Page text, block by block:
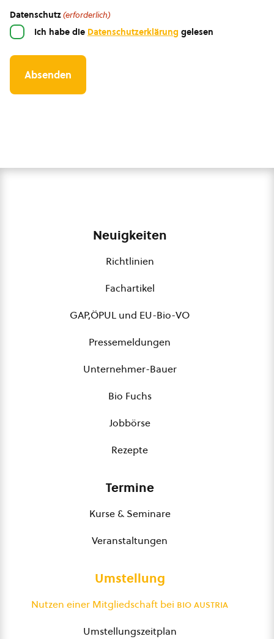
Datenschutz(erforderlich)
Ich habe die Datenschutzerklärung gelesen
Neuigkeiten
Richtlinien
Fachartikel
GAP,ÖPUL und EU-Bio-VO
Pressemeldungen
Unternehmer-Bauer
Bio Fuchs
Jobbörse
Rezepte
Termine
Kurse & Seminare
Veranstaltungen
Umstellung
Nutzen einer Mitgliedschaft bei bio austria
Umstellungszeitplan